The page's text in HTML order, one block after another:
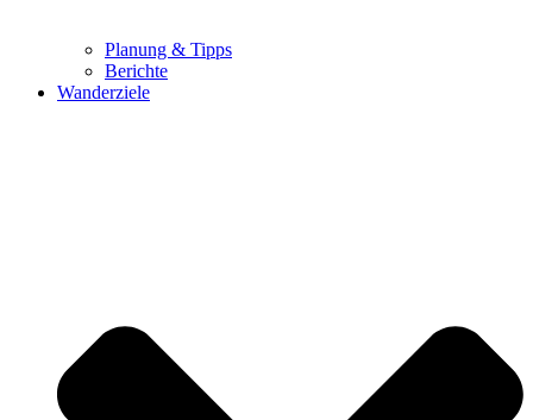
Planung & Tipps
Berichte
Wanderziele